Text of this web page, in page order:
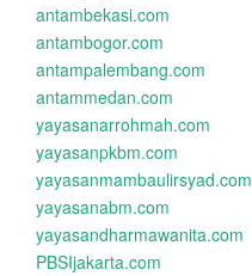
antambekasi.com
antambogor.com
antampalembang.com
antammedan.com
yayasanarrohmah.com
yayasanpkbm.com
yayasanmambaulirsyad.com
yayasanabm.com
yayasandharmawanita.com
PBSIjakarta.com